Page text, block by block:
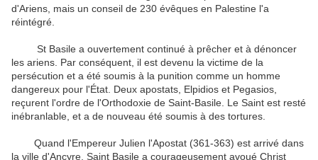
d'Ariens mais un conseil de 230 évêques en Palestine l'a
réintégré
St Basile a ouvertement continué à prêcher et à dénoncer
les ariens Par conséquent il est devenu la victime de la
persécution et a été soumis à la punition comme un homme
dangereux pour l'État Deux apostats Elpidios et Pegasios
reçurent l'ordre de l'Orthodoxie de Saint-Basile Le Saint est resté
inébranlable et a de nouveau été soumis à des tortures
Quand l'Empereur Julien l'Apostat (361-363) est arrivé dans
la ville d'Ancyre Saint Basile a courageusement avoué Christ